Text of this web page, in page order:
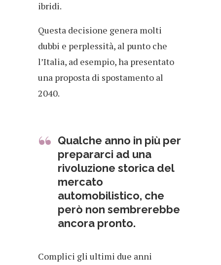
ibridi.
Questa decisione genera molti
dubbi e perplessità, al punto che
l’Italia, ad esempio, ha presentato
una proposta di spostamento al
2040.
Qualche anno in più per
prepararci ad una
rivoluzione storica del
mercato
automobilistico, che
però non sembrerebbe
ancora pronto.
Complici gli ultimi due anni